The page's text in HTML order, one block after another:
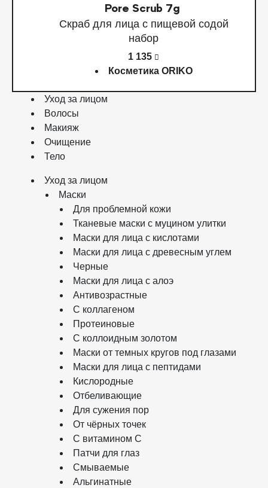
Pore Scrub 7g
Скраб для лица с пищевой содой
набор
1 135
Косметика ORIKO
Уход за лицом
Волосы
Макияж
Очищение
Тело
Уход за лицом
Маски
Для проблемной кожи
Тканевые маски с муцином улитки
Маски для лица с кислотами
Маски для лица с древесным углем
Черные
Маски для лица с алоэ
Антивозрастные
С коллагеном
Протеиновые
С коллоидным золотом
Маски от темных кругов под глазами
Маски для лица с пептидами
Кислородные
Отбеливающие
Для сужения пор
От чёрных точек
С витамином C
Патчи для глаз
Смываемые
Альгинатные